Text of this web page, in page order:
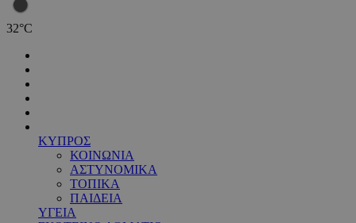
32°C
ΚΥΠΡΟΣ
ΚΟΙΝΩΝΙΑ
ΑΣΤΥΝΟΜΙΚΑ
ΤΟΠΙΚΑ
ΠΑΙΔΕΙΑ
ΥΓΕΙΑ